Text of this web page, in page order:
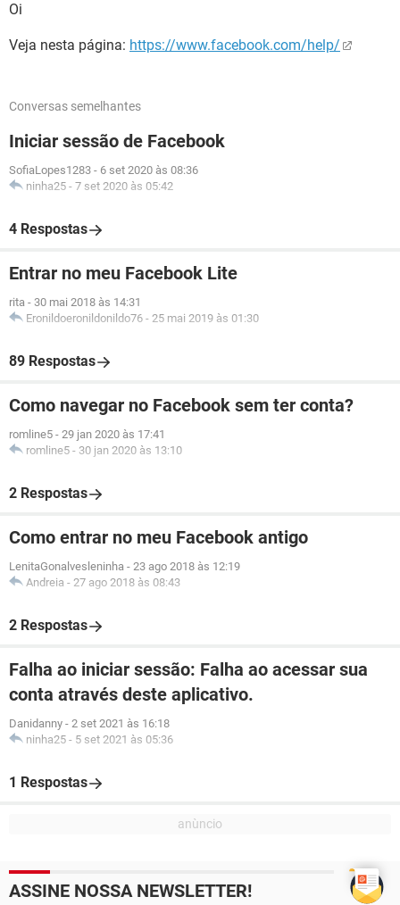
Oi
Veja nesta página: https://www.facebook.com/help/
Conversas semelhantes
Iniciar sessão de Facebook
SofiaLopes1283 - 6 set 2020 às 08:36
ninha25 - 7 set 2020 às 05:42
4 Respostas
Entrar no meu Facebook Lite
rita - 30 mai 2018 às 14:31
Eronildoeronildonildo76 - 25 mai 2019 às 01:30
89 Respostas
Como navegar no Facebook sem ter conta?
romline5 - 29 jan 2020 às 17:41
romline5 - 30 jan 2020 às 13:10
2 Respostas
Como entrar no meu Facebook antigo
LenitaGonalvesleninha - 23 ago 2018 às 12:19
Andreia - 27 ago 2018 às 08:43
2 Respostas
Falha ao iniciar sessão: Falha ao acessar sua
conta através deste aplicativo.
Danidanny - 2 set 2021 às 16:18
ninha25 - 5 set 2021 às 05:36
1 Respostas
ASSINE NOSSA NEWSLETTER!